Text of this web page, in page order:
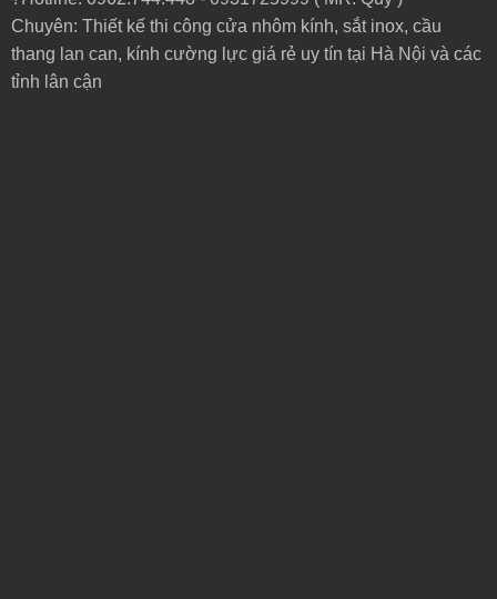
Chuyên: Thiết kế thi công cửa nhôm kính, sắt inox, cầu
thang lan can, kính cường lực giá rẻ uy tín tại Hà Nội và các
tỉnh lân cận